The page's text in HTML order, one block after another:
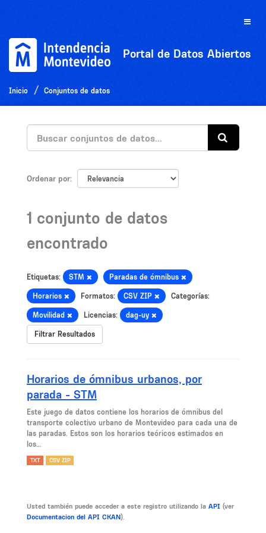
Toggle
Portal de Datos Abiertos
Inicio Conjuntos de datos
Ordenar por
1 conjunto de datos
encontrado
Etiquetas: STM Paradas de ómnibus
Horarios Formatos: CSV ZIP Categorías:
Movilidad Licencias: dag-uy
Filtrar Resultados
Horarios de ómnibus urbanos, por
parada - STM
Este juego de datos contiene los horarios de ómnibus del
transporte colectivo urbano de Montevideo para cada una de
las paradas. Estos son los horarios teóricos estimados en
los...
TXT CSV ZIP
Usted también puede acceder a este registro utilizando la API (ver
Documentacion del API CKAN).